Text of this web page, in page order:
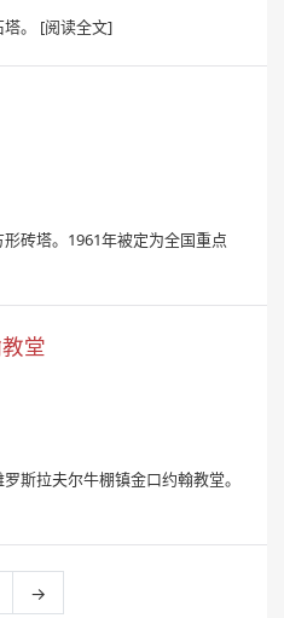
。 [阅读全文]
砖塔。1961年被定为全国重点
堂
斯拉夫尔牛棚镇金口约翰教堂。
→